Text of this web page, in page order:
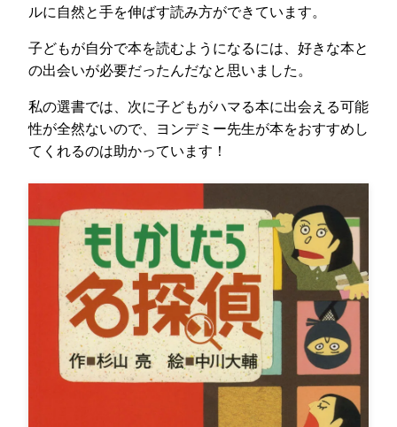
ルに自然と手を伸ばす読み方ができています。
子どもが自分で本を読むようになるには、好きな本と
の出会いが必要だったんだなと思いました。
私の選書では、次に子どもがハマる本に出会える可能
性が全然ないので、ヨンデミー先生が本をおすすめし
てくれるのは助かっています！